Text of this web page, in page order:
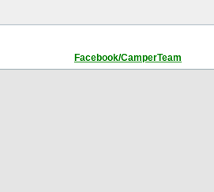
Facebook/CamperTeam